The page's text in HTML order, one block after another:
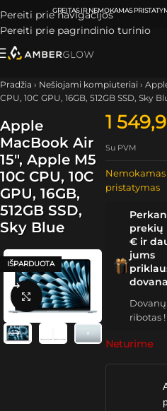
Pereiti prie navigacijos
Pereiti prie pagrindinio turinio
ATSIIMKITE UŽSAKYMĄKLAIPĖDOJE
Pradžia › Nešiojami kompiuteriai ›
CPU, 10C GPU, 16GB, 512GB SSD, Sky
Apple
MacBook Air
15″, Apple M5
10C CPU, 10C
GPU, 16GB,
512GB SSD,
Sky Blue
IŠPARDUOTA
Spustelėkite, kad
1
Su PVM
Nemokamas
pristatymas
prekių
€ ir
jums
ribotas !
Neturime